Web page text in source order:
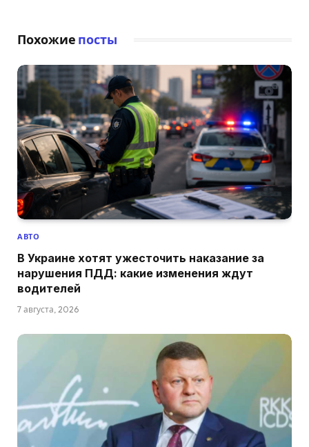
Похожие посты
АВТО
В Украине хотят ужесточить наказание за
нарушения ПДД: какие изменения ждут
водителей
7 августа, 2026